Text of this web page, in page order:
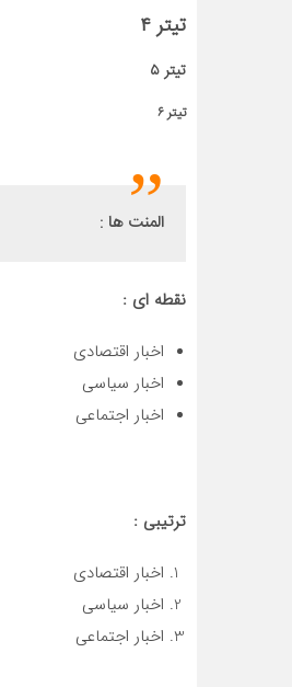
تیتر ۴
تیتر ۵
تیتر ۶
المنت ها :
نقطه ای :
اخبار اقتصادی
اخبار سیاسی
اخبار اجتماعی
ترتیبی :
اخبار اقتصادی
اخبار سیاسی
اخبار اجتماعی